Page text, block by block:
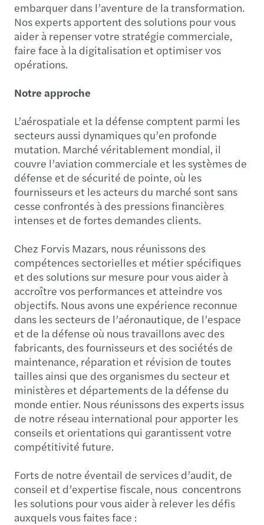
embarquer dans l’aventure de la transformation.
Nos experts apportent des solutions pour vous
aider à repenser votre stratégie commerciale,
faire face à la digitalisation et optimiser vos
opérations.
Notre approche
L’aérospatiale et la défense comptent parmi les
secteurs aussi dynamiques qu’en profonde
mutation. Marché véritablement mondial, il
couvre l’aviation commerciale et les systèmes de
défense et de sécurité de pointe, où les
fournisseurs et les acteurs du marché sont sans
cesse confrontés à des pressions financières
intenses et de fortes demandes clients.
Chez Forvis Mazars, nous réunissons des
compétences sectorielles et métier spécifiques
et des solutions sur mesure pour vous aider à
accroître vos performances et atteindre vos
objectifs. Nous avons une expérience reconnue
dans les secteurs de l’aéronautique, de l’espace
et de la défense où nous travaillons avec des
fabricants, des fournisseurs et des sociétés de
maintenance, réparation et révision de toutes
tailles ainsi que des organismes du secteur et
ministères et départements de la défense du
monde entier. Nous réunissons des experts issus
de notre réseau international pour apporter les
conseils et orientations qui garantissent votre
compétitivité future.
Forts de notre éventail de services d’audit, de
conseil et d’expertise fiscale, nous concentrons
les solutions pour vous aider à relever les défis
auxquels vous faites face :